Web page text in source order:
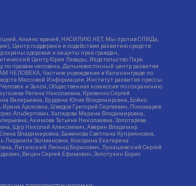
Альянс врачей, НАСИЛИЮ.НЕТ, Мы против СПИДа,
Центр поддержки и содействия развитию средств
здоровья и защиты прав граждан,
Центр Юрия Левады, Издательство Парк
правам человека, Дальневосточный центр развития
ЧЕЛОВЕКА, Частное учреждение в Калининграде по
Массовой Информации, Институт развития прессы
и Закон, Общественная комиссия по сохранению
Регина Николаевна, Кривенко Сергей
Валерьевна, Бурдина Юлия Владимировна, Бойко
Ароновна, Шведов Григорий Сергеевич, Пономарев
Альбертович, Халидова Марина Владимировна,
Акимова Татьяна Николаевна, Золотарева
Щур Николай Алексеевич, Аверин Владимир
Владимировна, Баженова Светлана Куприяновна,
Людмила Залмановна, Кокорина Екатерина
Литинский Леонид Борисович, Лукашевский Сергей
Вицин Сергей Ефимович, Золотухин Борис